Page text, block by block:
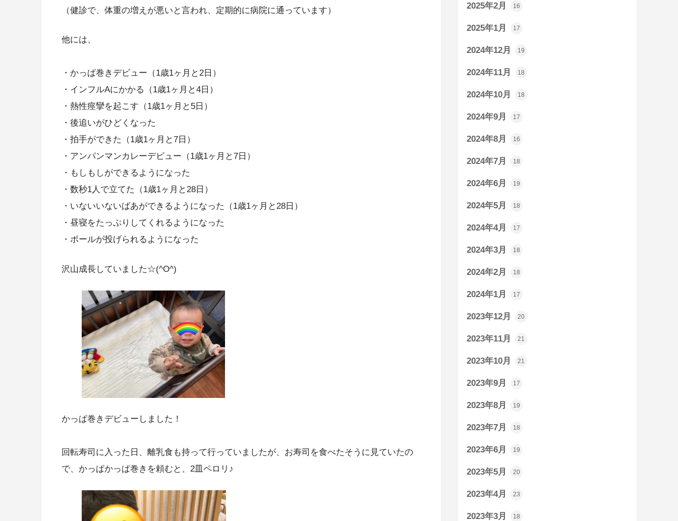
（健診で、体重の増えが悪いと言われ、定期的に病院に通っています）
他には、
・かっぱ巻きデビュー（1歳1ヶ月と2日）
・インフルAにかかる（1歳1ヶ月と4日）
・熱性痙攣を起こす（1歳1ヶ月と5日）
・後追いがひどくなった
・拍手ができた（1歳1ヶ月と7日）
・アンパンマンカレーデビュー（1歳1ヶ月と7日）
・もしもしができるようになった
・数秒1人で立てた（1歳1ヶ月と28日）
・いないいないばあができるようになった（1歳1ヶ月と28日）
・昼寝をたっぷりしてくれるようになった
・ボールが投げられるようになった
沢山成長していました☆(^O^)
かっぱ巻きデビューしました！
回転寿司に入った日、離乳食も持って行っていましたが、お寿司を食べたそうに見ていたの
で、かっぱかっぱ巻きを頼むと、2皿ペロリ♪
2025年2月 16
2025年1月 17
2024年12月 19
2024年11月 18
2024年10月 18
2024年9月 17
2024年8月 16
2024年7月 18
2024年6月 19
2024年5月 18
2024年4月 17
2024年3月 18
2024年2月 18
2024年1月 17
2023年12月 20
2023年11月 21
2023年10月 21
2023年9月 17
2023年8月 19
2023年7月 18
2023年6月 19
2023年5月 20
2023年4月 23
2023年3月 18